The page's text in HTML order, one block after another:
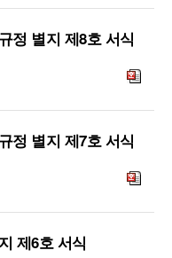
정 별지 제8호 서식
정 별지 제7호 서식
제6호 서식